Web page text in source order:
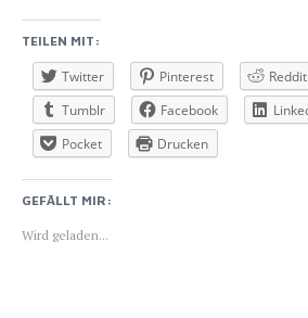
TEILEN MIT:
Twitter Pinterest
Reddit
Tumblr
Facebook
Pocket
Drucken
GEFÄLLT MIR:
Wird geladen...